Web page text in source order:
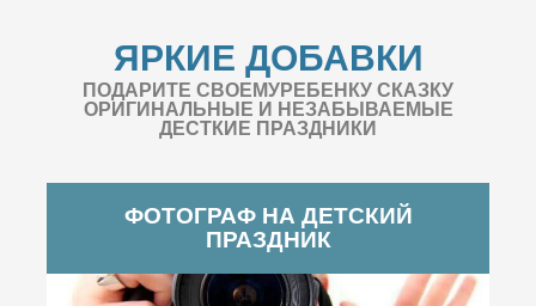
ЯРКИЕ ДОБАВКИ
ПОДАРИТЕ СВОЕМУРЕБЕНКУ СКАЗКУ
ОРИГИНАЛЬНЫЕ И НЕЗАБЫВАЕМЫЕ
ДЕСТКИЕ ПРАЗДНИКИ
ФОТОГРАФ НА ДЕТСКИЙ
ПРАЗДНИК